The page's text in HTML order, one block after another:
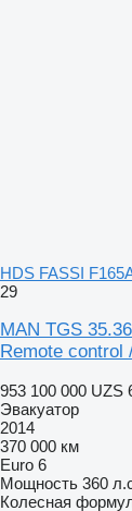
HDS FASSI
29
MAN TGS
Remote control
953 100 000 UZS
Эвакуатор
2014
370 000 км
Euro 6
Мощность 360
Колесная